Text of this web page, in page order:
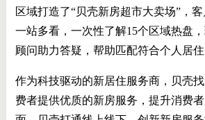
区域打造了“贝壳新房超市大卖场”，
一站多看，一次性了解15个区域热盘
顾问助力答疑，帮助匹配符合个人居住
作为科技驱动的新居住服务商，贝壳
费者提供优质的新房服务，提升消费